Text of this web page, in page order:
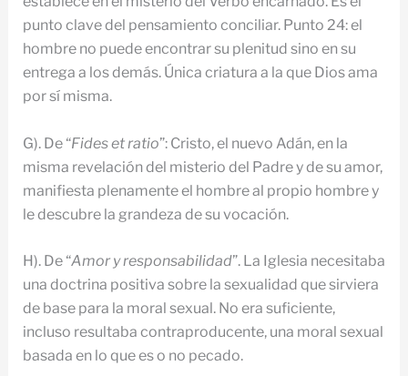
punto clave del pensamiento conciliar. Punto 24: el
hombre no puede encontrar su plenitud sino en su
entrega a los demás. Única criatura a la que Dios ama
por sí misma.
G). De “Fides et ratio”: Cristo, el nuevo Adán, en la
misma revelación del misterio del Padre y de su amor,
manifiesta plenamente el hombre al propio hombre y
le descubre la grandeza de su vocación.
H). De “Amor y responsabilidad”. La Iglesia necesitaba
una doctrina positiva sobre la sexualidad que sirviera
de base para la moral sexual. No era suficiente,
incluso resultaba contraproducente, una moral sexual
basada en lo que es o no pecado.